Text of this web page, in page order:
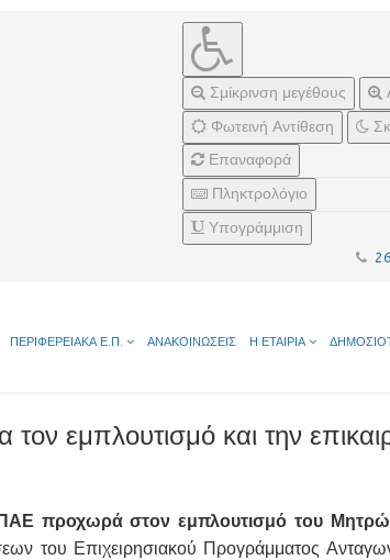
Σμίκρινση μεγέθους
Φωτεινή Αντίθεση
Επαναφορά
Πληκτρολόγιο
Υπογράμμιση
ΠΕΡΙΦΕΡΕΙΑΚΑ Ε.Π. ΑΝΑΚΟΙΝΩΣΕΙΣ Η ΕΤΑΙΡΙΑ
εμπλουτισμό και την
προχωρά στον εμπλουτισμό του
του Επιχειρησιακού Προγράμματος